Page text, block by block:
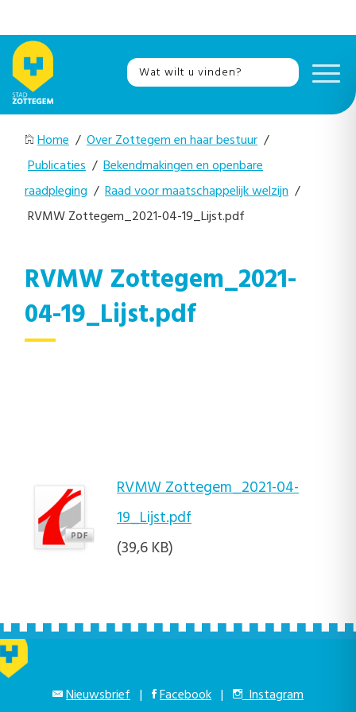
Home / Over Zottegem en haar bestuur /
Publicaties / Bekendmakingen en openbare
raadpleging / Raad voor maatschappelijk welzijn /
RVMW Zottegem_2021-04-19_Lijst.pdf
RVMW Zottegem_2021-
04-19_Lijst.pdf
RVMW Zottegem_2021-04-
19_Lijst.pdf
(39,6 KB)
Nieuwsbrief | Facebook | Instagram